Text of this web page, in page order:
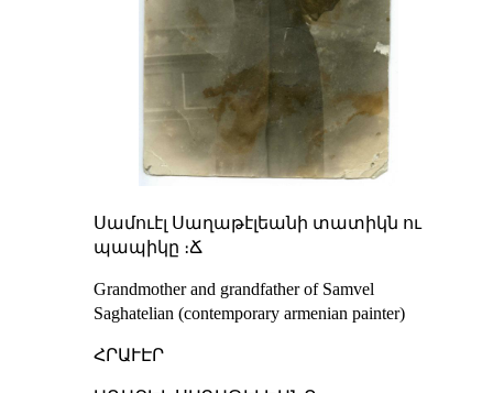
Սամուէլ Սաղաթէլեանի տատիկն ու
պապիկը ։Ճ
Grandmother and grandfather of Samvel
Saghatelian (contemporary armenian painter)
ՀՐԱՒԷՐ